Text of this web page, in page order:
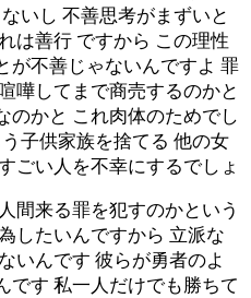
いし 不善思考がまずいと
は善行 ですから この理性
が不善じゃないんですよ 罪
嘩してまで商売するのかと
のかと これ肉体のためでし
子供家族を捨てる 他の女
ごい人を不幸にするでしょ
間来る罪を犯すのかという
したいんですから 立派な
いんです 彼らが勇者のよ
です 私一人だけでも勝ちて